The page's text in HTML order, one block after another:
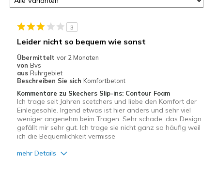
3
Leider nicht so bequem wie sonst
Übermittelt vor 2 Monaten
von Bvs
aus Ruhrgebiet
Beschreiben Sie sich Komfortbetont
Kommentare zu Skechers Slip-ins: Contour Foam
Ich trage seit Jahren scetchers und liebe den Komfort der
Einlegesohle. Irgend etwas ist hier anders und sehr viel
weniger angenehm beim Tragen. Sehr schade, das Design
gefällt mir sehr gut. Ich trage sie nicht ganz so häufig weil
ich die Bequemlichkeit vermisse
mehr Details